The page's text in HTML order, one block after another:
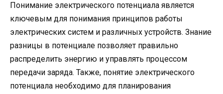
Понимание электрического потенциала является
ключевым для понимания принципов работы
электрических систем и различных устройств. Знание
разницы в потенциале позволяет правильно
распределить энергию и управлять процессом
передачи заряда. Также, понятие электрического
потенциала необходимо для планирования